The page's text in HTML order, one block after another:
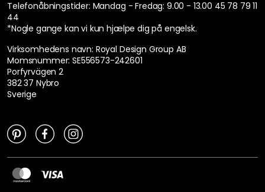
Telefonåbningstider: Mandag - Fredag: 9.00 - 13.00 45 78 79 11
44
*Nogle gange kan vi kun hjælpe dig på engelsk.
Virksomhedens navn: Royal Design Group AB
Momsnummer: SE556573-242601
Porfyrvägen 2
382 37 Nybro
Sverige